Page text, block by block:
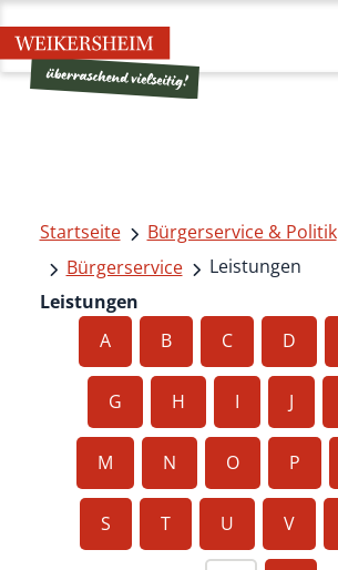
Startseite
Bürgerservice & Politik
Bürgerservice
Leistungen
Leistungen
A
B C D
G H I J
M N O P
S T U V